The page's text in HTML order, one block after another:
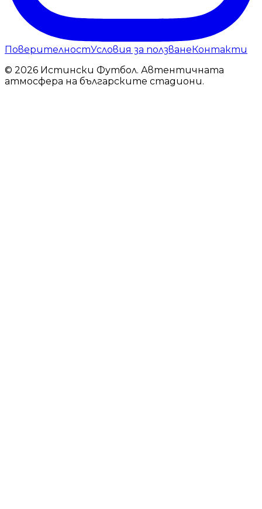
ПоверителностУсловия за ползванеКонтакти
© 2026 Истински Футбол. Автентичната
атмосфера на българските стадиони.